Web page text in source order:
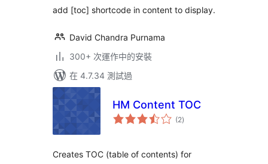
add [toc] shortcode in content to display.
David Chandra Purnama
300+ 次運作中的安裝
在 4.7.34 測試過
HM Content TOC
(2總
評)
Creates TOC (table of contents) for